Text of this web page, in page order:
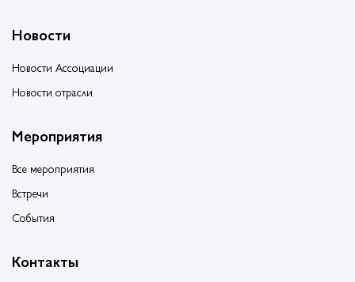
Новости
Новости Ассоциации
Новости отрасли
Мероприятия
Все мероприятия
Встречи
События
Контакты